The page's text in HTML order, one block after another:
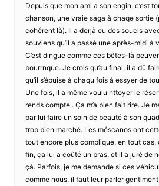
Depuis que mon ami a son engin, c’est
chanson, une vraie saga à chaqe sortie
cohérent là). Il a derjà eu des soucis
souviens qu’il a passé une après-midi à
C’est dingue comme ces bêtes-là
bourrnque. Je crois qu’au final, il a dû
qu’il s’épuise à chaqu fois à essyer de
Une fois, il a même voulu nttoyer le
rends compte . Ça m’a bien fait rire. Je
par lui faire un soin de beauté à son
trop bien marché. Les méscanos ont
tout encore plus complique, en tout cas,
fin, ça lui a coûté un bras, et il a juré de
çà. Parfois, je me demande si ces
comme nous, il faut leur parler